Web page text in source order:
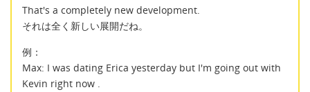
That's a completely new development.
それは全く新しい展開だね。
例：
Max: I was dating Erica yesterday but I'm going out with
Kevin right now .